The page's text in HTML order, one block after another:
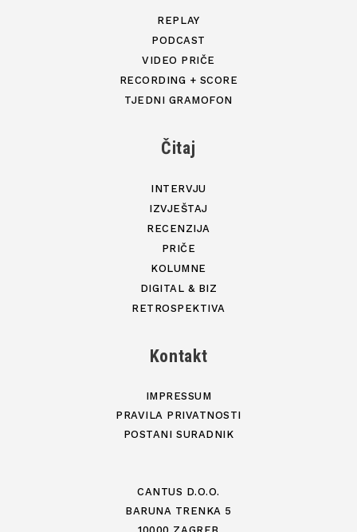
REPLAY
PODCAST
VIDEO PRIČE
RECORDING + SCORE
TJEDNI GRAMOFON
Čitaj
INTERVJU
IZVJEŠTAJ
RECENZIJA
PRIČE
KOLUMNE
DIGITAL & BIZ
RETROSPEKTIVA
Kontakt
IMPRESSUM
PRAVILA PRIVATNOSTI
POSTANI SURADNIK
CANTUS D.O.O.
BARUNA TRENKA 5